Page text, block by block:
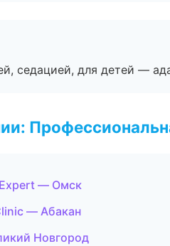
седацией, для детей —
— Омск
— Абакан
Новгород